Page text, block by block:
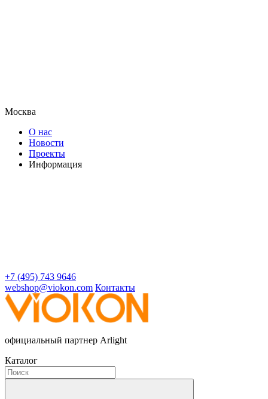
Москва
О нас
Новости
Проекты
Информация
+7 (495) 743 9646
webshop@viokon.com Контакты
официальный партнер Arlight
Каталог